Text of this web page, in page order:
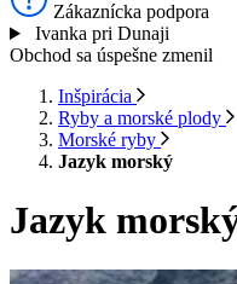
Zákaznícka podpora
Ivanka pri Dunaji
Obchod sa úspešne zmenil
Inšpirácia
Ryby a morské plody
Morské ryby
Jazyk morský
Jazyk